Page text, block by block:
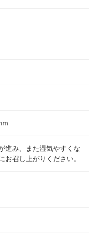
進み、また湿気やすくな
お召し上がりください。